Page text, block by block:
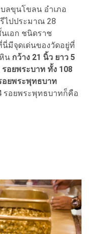
ลขุนโขลน อำเภอ
ไปประมาณ 28
เอก ชนิดราช
มีจุดเด่นของวัดอยู่ที่
น กว้าง 21 นิ้ว ยาว 5
รอยพระบาท ทั้ง 108
อยพระพุทธบาท
รอยพระพุทธบาทก็คือ